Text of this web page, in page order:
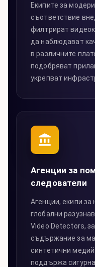
Екипите за
съответствие
филтрират
да наблюдават
в различните
подобряват
укрепват
Агенции за
следователи
Агенции, екипи за
глобални
Video Detectors,
съдържание за
синтетични
поддържа